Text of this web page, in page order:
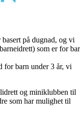
på dugnad, og vi
som er for
for barn under 3 år, vi
og miniklubben til
som har mulighet til